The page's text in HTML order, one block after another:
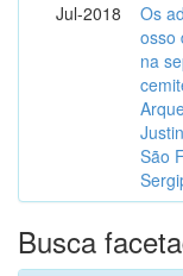
Jul-2018
Os
osso
na
São
Busca